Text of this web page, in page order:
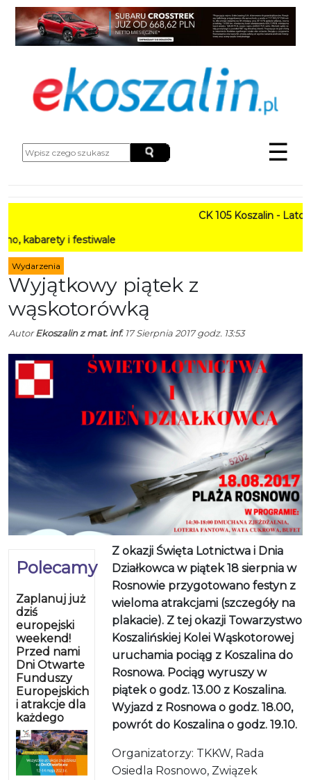
☰
CK 105 Koszalin - Lato w Mieście
i festiwale
Wydarzenia
Wyjątkowy piątek z
wąskotorówką
AutorEkoszalin z mat. inf.17 Sierpnia 2017 godz. 13:53
Polecamy
Zaplanuj już
dziś
europejski
weekend!
Przed nami
Dni Otwarte
Funduszy
Europejskich
i atrakcje dla
każdego
Z okazji Święta Lotnictwa i Dnia
Działkowca w piątek 18 sierpnia w
Rosnowie przygotowano festyn z
wieloma atrakcjami (szczegóły na
plakacie). Z tej okazji Towarzystwo
Koszalińskiej Kolei Wąskotorowej
uruchamia pociąg z Koszalina do
Rosnowa. Pociąg wyruszy w
piątek o godz. 13.00 z Koszalina.
Wyjazd z Rosnowa o godz. 18.00,
powrót do Koszalina o godz. 19.10.
Organizatorzy: TKKW, Rada
Osiedla Rosnowo, Związek